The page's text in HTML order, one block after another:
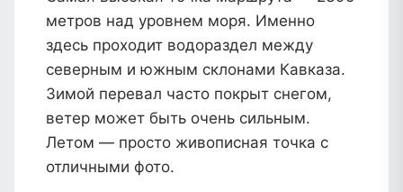
метров над уровнем моря. Именно
здесь проходит водораздел между
северным и южным склонами Кавказа.
Зимой перевал часто покрыт снегом,
ветер может быть очень сильным.
Летом — просто живописная точка с
отличными фото.